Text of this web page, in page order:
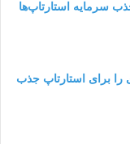
سرمایه استارتاپ‌ها
را برای استارتاپ جذب